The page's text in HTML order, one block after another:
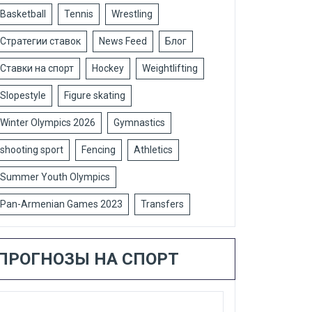
Basketball Tennis Wrestling
Стратегии ставок News Feed Блог
Ставки на спорт Hockey Weightlifting
Slopestyle Figure skating
Winter Olympics 2026 Gymnastics
shooting sport Fencing Athletics
Summer Youth Olympics
Pan-Armenian Games 2023 Transfers
НА СПОРТ